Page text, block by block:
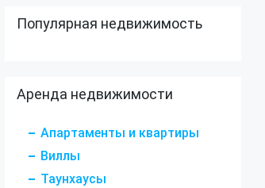
Популярная недвижимость
Аренда недвижимости
Апартаменты и квартиры
Виллы
Таунхаусы